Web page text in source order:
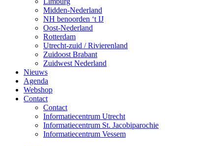
Midden-Nederland
NH benoorden ‘t IJ
Oost-Nederland
Rotterdam
Utrecht-zuid / Rivierenland
Zuidoost Brabant
Zuidwest Nederland
Nieuws
Agenda
Webshop
Contact
Contact
Informatiecentrum Utrecht
Informatiecentrum St. Jacobiparochie
Informatiecentrum Vessem